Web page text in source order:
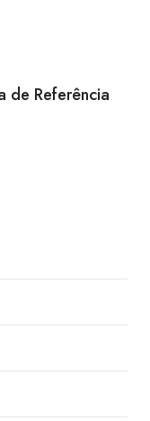
de Referência